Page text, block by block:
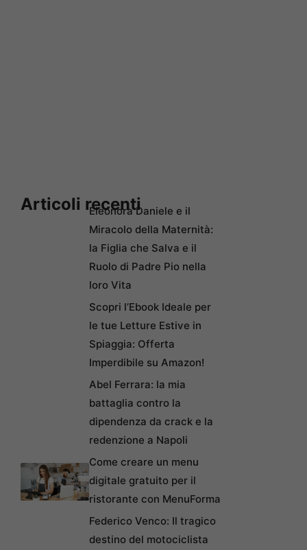
Articoli recentiEleonora Daniele e il
Miracolo della Maternità:
la Figlia che Salva e il
Ruolo di Padre Pio nella
loro Vita
Scopri l’Ebook Ideale per
le tue Letture Estive in
Spiaggia: Offerta
Imperdibile su Amazon!
Abel Ferrara: la mia
battaglia contro la
dipendenza da crack e la
redenzione a Napoli
Come creare un menu
digitale gratuito per il
ristorante con MenuForma
Federico Venco: Il tragico
destino del motociclista